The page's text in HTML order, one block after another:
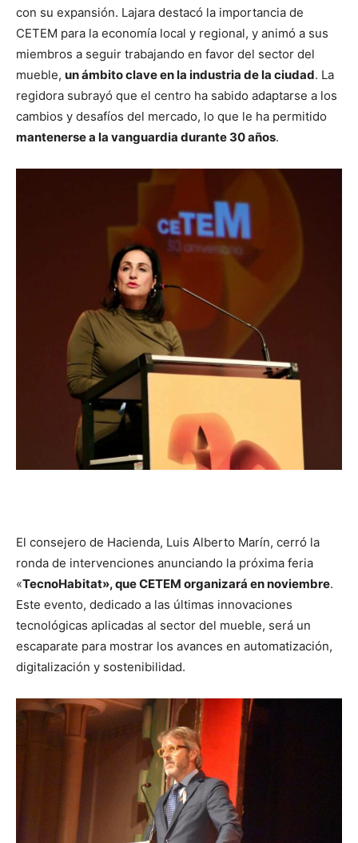
con su expansión. Lajara destacó la importancia de
CETEM para la economía local y regional, y animó a sus
miembros a seguir trabajando en favor del sector del
mueble, un ámbito clave en la industria de la ciudad. La
regidora subrayó que el centro ha sabido adaptarse a los
cambios y desafíos del mercado, lo que le ha permitido
mantenerse a la vanguardia durante 30 años.
El consejero de Hacienda, Luis Alberto Marín, cerró la
ronda de intervenciones anunciando la próxima feria
«TecnoHabitat», que CETEM organizará en noviembre.
Este evento, dedicado a las últimas innovaciones
tecnológicas aplicadas al sector del mueble, será un
escaparate para mostrar los avances en automatización,
digitalización y sostenibilidad.